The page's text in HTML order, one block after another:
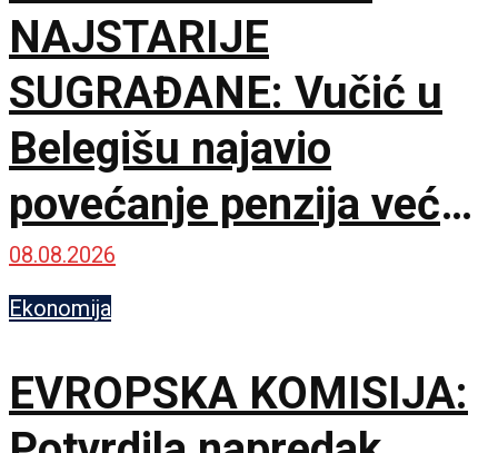
NAJSTARIJE
SUGRAĐANE: Vučić u
Belegišu najavio
povećanje penzija već
ove godine – Pratiće
rast plata
08.08.2026
Ekonomija
EVROPSKA KOMISIJA: